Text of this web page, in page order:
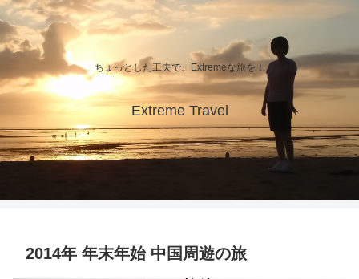
ちょっとした工夫で、Extremeな旅を！
Extreme Travel
2014年 年末年始 中国周遊の旅